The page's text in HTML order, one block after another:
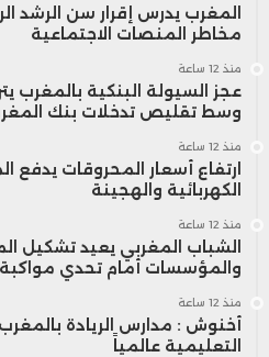
المغرب يدرس إقرار سن الرشد
مخاطر المنصات الاجتماعية
منذ 12 ساعة
وسط تقليص تدخلات بنك
منذ 12 ساعة
ارتفاع أسعار المحروقات يدفع
الكهربائية والهجينة
منذ 12 ساعة
الشباب المغربي يعيد تشكيل
والمؤسسات أمام تحدي
منذ 12 ساعة
أخنوش : مدارس الريادة
التعليمية عالمياً